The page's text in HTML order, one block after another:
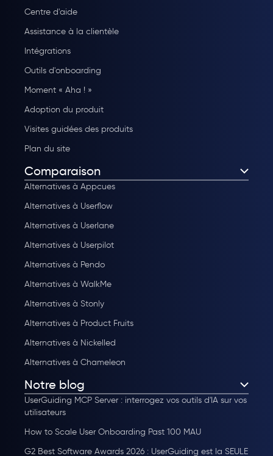
Centre d'aide
Assistance à la clientèle
Intégrations
Outils d'onboarding
Moment « Aha ! »
Adoption du produit
Visites guidées des produits
Plan du site
Comparaison
Alternatives à Appcues
Alternatives à Userflow
Alternatives à Userlane
Alternatives à Userpilot
Alternatives à Pendo
Alternatives à WalkMe
Alternatives à Stonly
Alternatives à Product Fruits
Alternatives à Nickelled
Alternatives à Chameleon
Notre blog
UserGuiding MCP Server : interrogez vos outils d'IA sur vos
utilisateurs
How to Scale User Onboarding Past 100 MAU
G2 Best Software Awards 2026 : UserGuiding est la SEULE